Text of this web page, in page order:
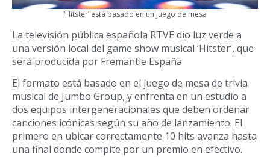
‘Hitster’ está basado en un juego de mesa
La televisión pública española RTVE dio luz verde a
una versión local del game show musical ‘Hitster’, que
será producida por Fremantle España.
El formato está basado en el juego de mesa de trivia
musical de Jumbo Group, y enfrenta en un estudio a
dos equipos intergeneracionales que deben ordenar
canciones icónicas según su año de lanzamiento. El
primero en ubicar correctamente 10 hits avanza hasta
una final donde compite por un premio en efectivo.